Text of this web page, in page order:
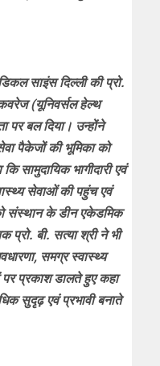
साइंस दिल्ली की प्रो.
कवरेज (यूनिवर्सल हेल्थ
बल दिया। उन्होंने
पैकेजों की भूमिका को
सामुदायिक भागीदारी एवं
सेवाओं की पहुंच एवं
संस्थान के डीन एकेडमिक
प्रो. बी. सत्या श्री ने भी
समग्र स्वास्थ्य
पर प्रकाश डालते हुए कहा
सुदृढ़ एवं प्रभावी बनाते